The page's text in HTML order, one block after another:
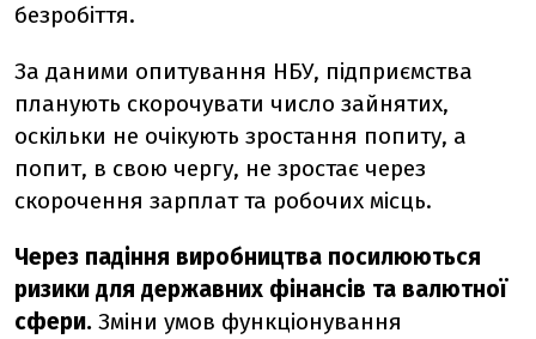
безробіття.
За даними опитування НБУ, підприємства
планують скорочувати число зайнятих,
оскільки не очікують зростання попиту, а
попит, в свою чергу, не зростає через
скорочення зарплат та робочих місць.
Через падіння виробництва посилюються
ризики для державних фінансів та валютної
сфери. Зміни умов функціонування